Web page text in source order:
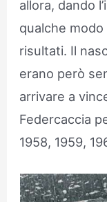
allora, dando
qualche
risultati. Il
erano però
arrivare a
Federcaccia
1958, 1959,